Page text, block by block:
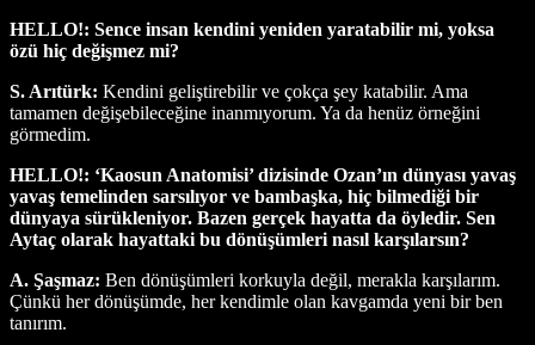
HELLO!: Sence insan kendini yeniden yaratabilir mi, yoksa
özü hiç değişmez mi?
S. Arıtürk: Kendini geliştirebilir ve çokça şey katabilir. Ama
tamamen değişebileceğine inanmıyorum. Ya da henüz örneğini
görmedim.
HELLO!: ‘Kaosun Anatomisi’ dizisinde Ozan’ın dünyası yavaş
yavaş temelinden sarsılıyor ve bambaşka, hiç bilmediği bir
dünyaya sürükleniyor. Bazen gerçek hayatta da öyledir. Sen
Aytaç olarak hayattaki bu dönüşümleri nasıl karşılarsın?
A. Şaşmaz: Ben dönüşümleri korkuyla değil, merakla karşılarım.
Çünkü her dönüşümde, her kendimle olan kavgamda yeni bir ben
tanırım.